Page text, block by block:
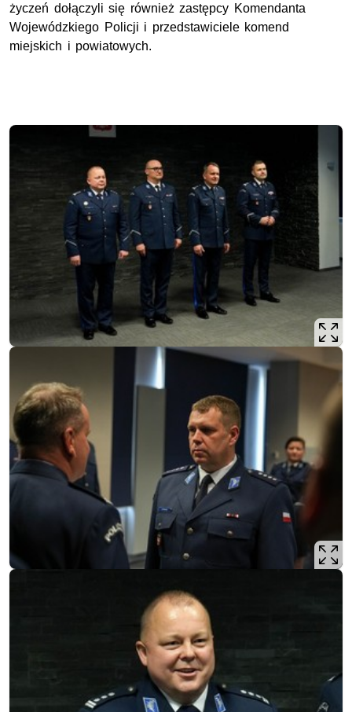
życzeń dołączyli się również zastępcy Komendanta
Wojewódzkiego Policji i przedstawiciele komend
miejskich i powiatowych.